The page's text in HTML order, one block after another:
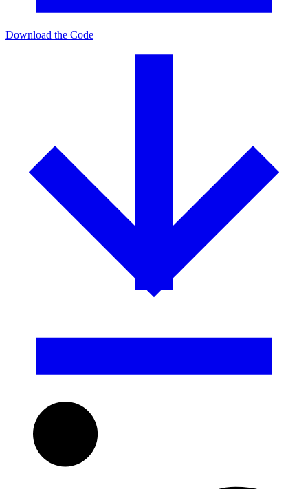
Download the Code